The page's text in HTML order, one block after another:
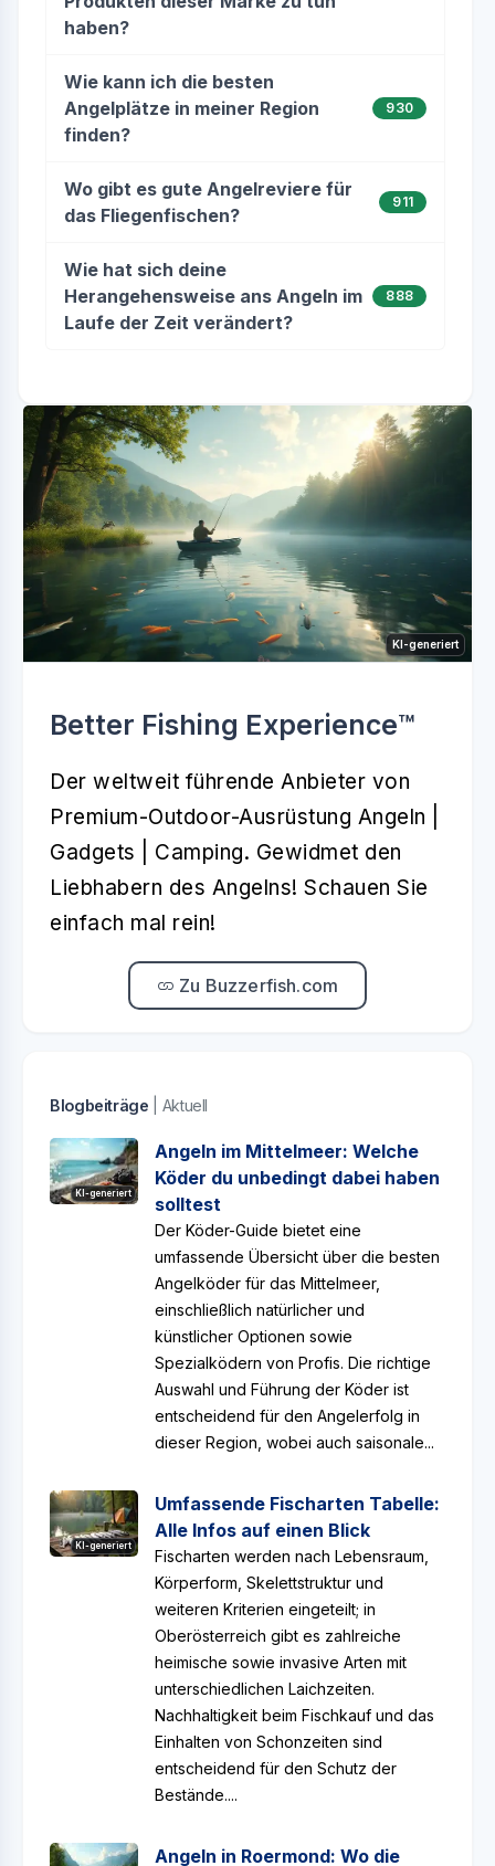
haben?
Wie kann ich die besten
Angelplätze in meiner Region
finden?
930
Wo gibt es gute Angelreviere für
das Fliegenfischen?
911
Wie hat sich deine
Herangehensweise ans Angeln im
Laufe der Zeit verändert?
888
KI-generiert
Better Fishing Experience™️
Der weltweit führende Anbieter von
Premium-Outdoor-Ausrüstung Angeln |
Gadgets | Camping. Gewidmet den
Liebhabern des Angelns! Schauen Sie
einfach mal rein!
Zu Buzzerfish.com
Blogbeiträge | Aktuell
KI-generiert
Angeln im Mittelmeer: Welche
Köder du unbedingt dabei haben
solltest
Der Köder-Guide bietet eine
umfassende Übersicht über die besten
Angelköder für das Mittelmeer,
einschließlich natürlicher und
künstlicher Optionen sowie
Spezialködern von Profis. Die richtige
Auswahl und Führung der Köder ist
entscheidend für den Angelerfolg in
dieser Region, wobei auch saisonale...
KI-generiert
Umfassende Fischarten Tabelle:
Alle Infos auf einen Blick
Fischarten werden nach Lebensraum,
Körperform, Skelettstruktur und
weiteren Kriterien eingeteilt; in
Oberösterreich gibt es zahlreiche
heimische sowie invasive Arten mit
unterschiedlichen Laichzeiten.
Nachhaltigkeit beim Fischkauf und das
Einhalten von Schonzeiten sind
entscheidend für den Schutz der
Bestände....
Angeln in Roermond: Wo die